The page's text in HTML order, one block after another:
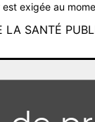
exigée au
LA SANTÉ